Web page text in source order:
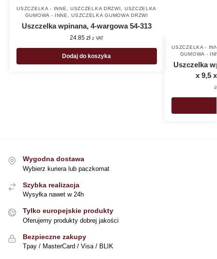
USZCZELKA - INNE, USZCZELKA DRZWI , USZCZELKA
GUMOWA - INNE,USZCZELKA GUMOWA DRZWI
Uszczelka wpinana, 4-wargowa 54-313
24.85 zł z VAT
Dodaj do koszyka
USZCZELKA -
GUMOWA -
Uszczelka
x 9,5
Wygodna dostawa
Wybierz kuriera lub paczkomat
Szybka realizacja
Wysyłka nawet w 24h
Tylko europejskie produkty
Oferujemy produkty dobrej jakości
Bezpieczne zakupy
Tpay / MasterCard / Visa / BLIK